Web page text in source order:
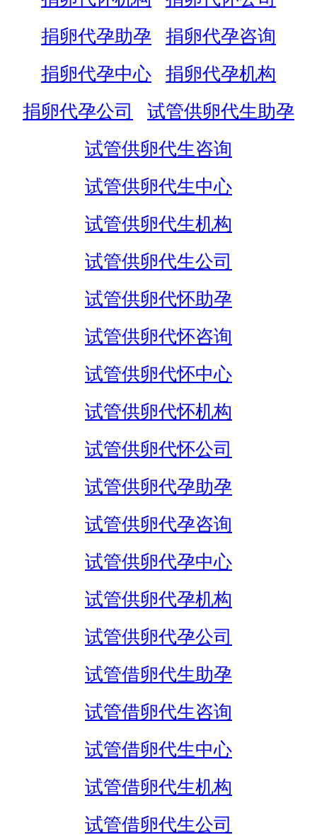
捐卵代孕助孕
捐卵代孕咨询
捐卵代孕中心
捐卵代孕机构
捐卵代孕公司
试管供卵代生助孕
试管供卵代生咨询
试管供卵代生中心
试管供卵代生机构
试管供卵代生公司
试管供卵代怀助孕
试管供卵代怀咨询
试管供卵代怀中心
试管供卵代怀机构
试管供卵代怀公司
试管供卵代孕助孕
试管供卵代孕咨询
试管供卵代孕中心
试管供卵代孕机构
试管供卵代孕公司
试管借卵代生助孕
试管借卵代生咨询
试管借卵代生中心
试管借卵代生机构
试管借卵代生公司